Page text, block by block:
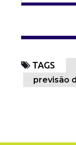
TAGS
previsão